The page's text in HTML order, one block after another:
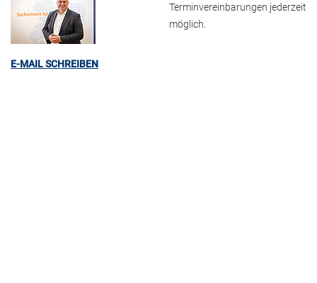
E-MAIL SCHREIBEN
Terminvereinbarungen jederzeit
möglich.